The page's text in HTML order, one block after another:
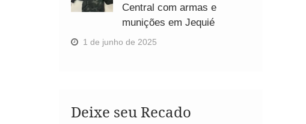
Central com armas e
munições em Jequié
1 de junho de 2025
Deixe seu Recado